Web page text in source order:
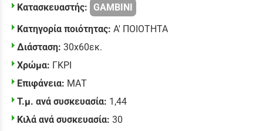
Κατασκευαστής:
GAMBINI
Κατηγορία ποιότητας: Α' ΠΟΙΟΤΗΤΑ
Διάσταση: 30x60εκ.
Χρώμα: ΓΚΡΙ
Επιφάνεια: ΜΑΤ
Τ.μ. ανά συσκευασία: 1,44
Κιλά ανά συσκευασία: 30